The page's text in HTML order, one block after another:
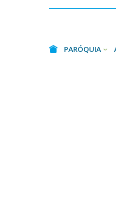
PARÓQUIA